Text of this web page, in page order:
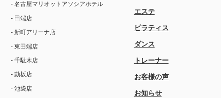
- 名古屋マリオットアソシアホテル
- 田端店
- 新町アリーナ店
- 東田端店
- 千駄木店
- 動坂店
- 池袋店
エステ
ピラティス
ダンス
トレーナー
お客様の声
お知らせ